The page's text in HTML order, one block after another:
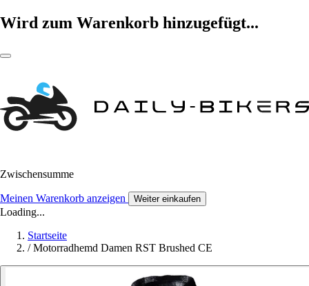
Wird zum Warenkorb hinzugefügt...
Zwischensumme
Meinen Warenkorb anzeigen Weiter einkaufen
Loading...
Startseite
/ Motorradhemd Damen RST Brushed CE